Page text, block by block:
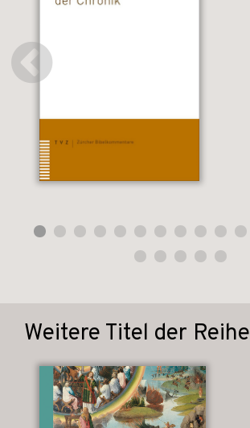
Weitere Titel der Reihe